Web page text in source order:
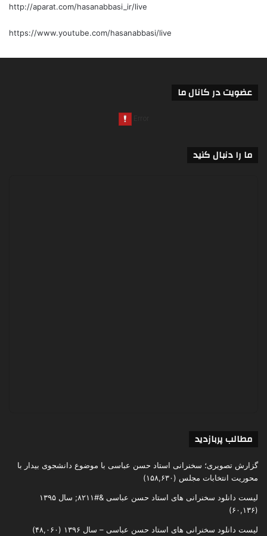
http://aparat.com/hasanabbasi_ir/live
https://www.youtube.com/hasanabbasi/live
عضویت در کانال ما
ما را دنبال کنید
مطالب پربازدید
گزارش تصویری؛ سخنرانی استاد حسن عباسی با موضوع دانشجوی بیدار با
محوریت انتخابات مجلس (۱۵۸,۶۳۰)
لیست دانلود سخنرانی های استاد حسن عباسی &#۸۲۱۱; سال ۱۳۹۵
(۶۰,۱۳۶)
لیست دانلود سخنرانی های استاد حسن عباسی – سال ۱۳۹۶ (۴۸,۰۶۰)